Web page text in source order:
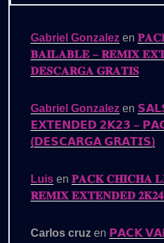
Gabriel Gonzalez en
𝐁𝐀𝐈𝐋𝐀𝐁𝐋𝐄 – 𝐑𝐄𝐌𝐈𝐗
𝐃𝐄𝐒𝐂𝐀𝐑𝐆𝐀 𝐆𝐑𝐀𝐓𝐈𝐒
Gabriel Gonzalez en
𝗘𝗫𝗧𝗘𝗡𝗗𝗘𝗗 𝟮𝗞𝟮𝟯 –
(𝗗𝗘𝗦𝗖𝗔𝗥𝗚𝗔 𝗚𝗥𝗔𝗧𝗜𝗦)
Luis en 𝐏𝐀𝐂𝐊 𝐂𝐇𝐈𝐂𝐇𝐀
𝐑𝐄𝐌𝐈𝐗 𝐄𝐗𝐓𝐄𝐍𝐃𝐄𝐃
Carlos cruz en 𝗣𝗔𝗖𝗞